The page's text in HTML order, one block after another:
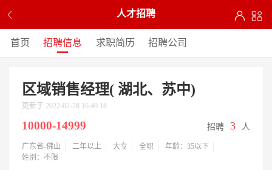
人才招聘
首页 招聘信息 求职简历 招聘公司
区域销售经理( 湖北、苏中)
更新于 2022-02-28 16:40:18
10000-14999 招聘 3 人
广东省-佛山 二年以上 大专 全职
年龄：35以下
姓别：不限